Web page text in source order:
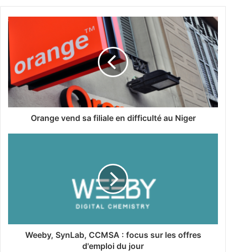
Orange vend sa filiale en difficulté au Niger
Weeby, SynLab, CCMSA : focus sur les offres
d'emploi du jour